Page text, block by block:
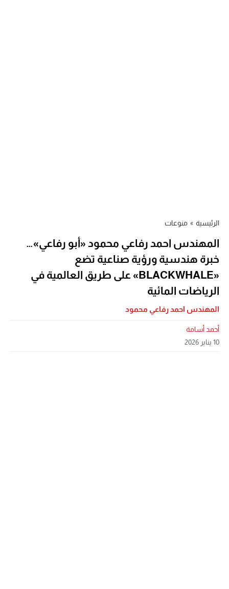
الرئيسية » منوعات
المهندس احمد رفاعي محمود «أبو رفاعي»…
خبرة هندسية ورؤية صناعية تضع
«BLACKWHALE» على طريق العالمية في
الرياضات المائية
المهندس احمد رفاعي محمود
أحمد أسامة
10 يناير 2026